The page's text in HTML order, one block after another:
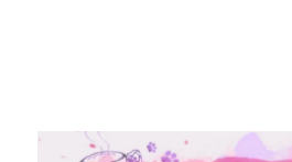
Apologie d'une